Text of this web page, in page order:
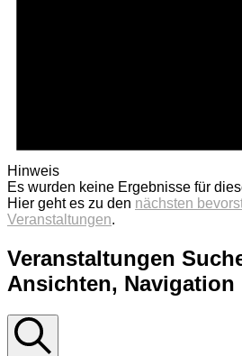
Hinweis
Es wurden keine Ergebnisse für
Hier geht es zu den nächsten
Veranstaltungen.
Veranstaltungen
Ansichten, Navigation